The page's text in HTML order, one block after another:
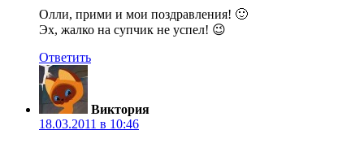
Олли, прими и мои поздравления! 🙂
Эх, жалко на супчик не успел! 😉
Ответить
Виктория
18.03.2011 в 10:46